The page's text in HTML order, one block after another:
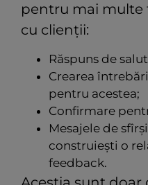
pentru mai
cu clienții:
Răspuns de
Crearea
pentru acestea;
Confirmare
Mesajele de
construiești o
feedback.